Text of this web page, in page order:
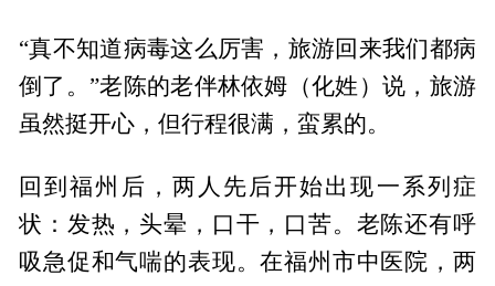
“真不知道病毒这么厉害，旅游回来我们都病
倒了。”老陈的老伴林依姆（化姓）说，旅游
虽然挺开心，但行程很满，蛮累的。
回到福州后，两人先后开始出现一系列症
状：发热，头晕，口干，口苦。老陈还有呼
吸急促和气喘的表现。在福州市中医院，两